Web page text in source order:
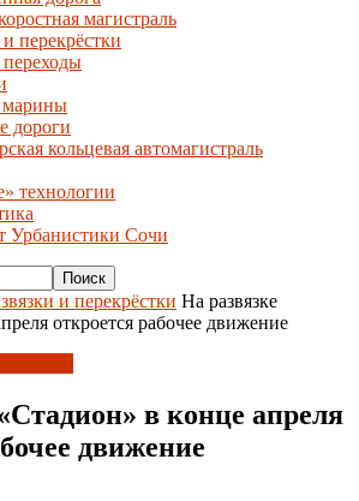
магистраль
и перекрёстки
дороги
кольцевая автомагистраль
технологии
Урбанистики Сочи
и перекрёстки На развязке
откроется рабочее движение
в конце апреля
движение